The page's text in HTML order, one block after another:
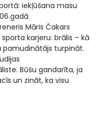
iekļūšana masu
Māris Čakars
karjeru: brālis – kā
pamudinātājs turpināt.
Būšu gandarīta, ja
un zināt, ka visu